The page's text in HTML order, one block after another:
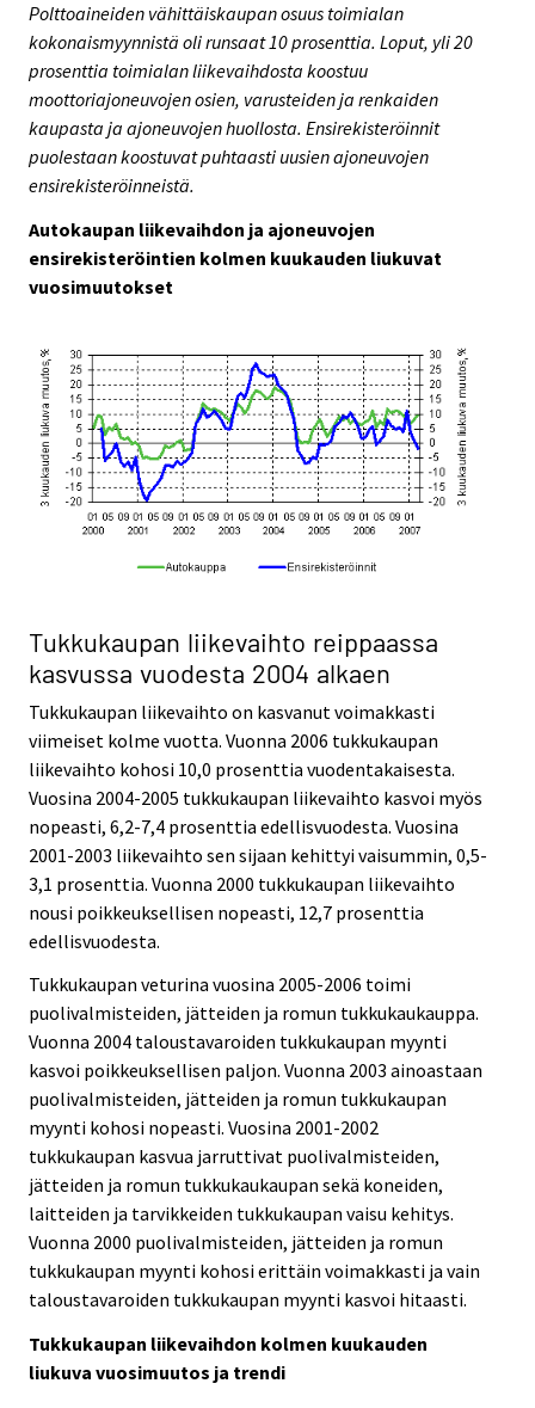
Polttoaineiden vähittäiskaupan osuus toimialan
kokonaismyynnistä oli runsaat 10 prosenttia. Loput, yli 20
prosenttia toimialan liikevaihdosta koostuu
moottoriajoneuvojen osien, varusteiden ja renkaiden
kaupasta ja ajoneuvojen huollosta. Ensirekisteröinnit
puolestaan koostuvat puhtaasti uusien ajoneuvojen
ensirekisteröinneistä.
Autokaupan liikevaihdon ja ajoneuvojen
ensirekisteröintien kolmen kuukauden liukuvat
vuosimuutokset
Tukkukaupan liikevaihto reippaassa
kasvussa vuodesta 2004 alkaen
Tukkukaupan liikevaihto on kasvanut voimakkasti
viimeiset kolme vuotta. Vuonna 2006 tukkukaupan
liikevaihto kohosi 10,0 prosenttia vuodentakaisesta.
Vuosina 2004-2005 tukkukaupan liikevaihto kasvoi myös
nopeasti, 6,2-7,4 prosenttia edellisvuodesta. Vuosina
2001-2003 liikevaihto sen sijaan kehittyi vaisummin, 0,5-
3,1 prosenttia. Vuonna 2000 tukkukaupan liikevaihto
nousi poikkeuksellisen nopeasti, 12,7 prosenttia
edellisvuodesta.
Tukkukaupan veturina vuosina 2005-2006 toimi
puolivalmisteiden, jätteiden ja romun tukkukaukauppa.
Vuonna 2004 taloustavaroiden tukkukaupan myynti
kasvoi poikkeuksellisen paljon. Vuonna 2003 ainoastaan
puolivalmisteiden, jätteiden ja romun tukkukaupan
myynti kohosi nopeasti. Vuosina 2001-2002
tukkukaupan kasvua jarruttivat puolivalmisteiden,
jätteiden ja romun tukkukaukaupan sekä koneiden,
laitteiden ja tarvikkeiden tukkukaupan vaisu kehitys.
Vuonna 2000 puolivalmisteiden, jätteiden ja romun
tukkukaupan myynti kohosi erittäin voimakkasti ja vain
taloustavaroiden tukkukaupan myynti kasvoi hitaasti.
Tukkukaupan liikevaihdon kolmen kuukauden
liukuva vuosimuutos ja trendi